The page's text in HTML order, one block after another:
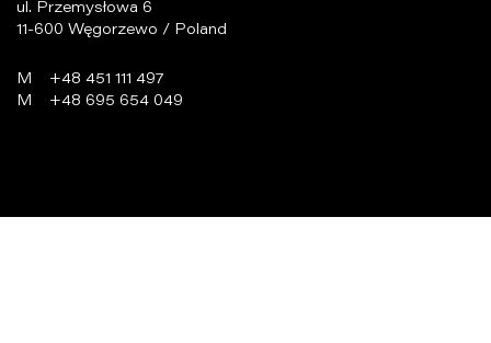
ul. Przemysłowa 6
11-600 Węgorzewo / Poland
M +48 451 111 497
M +48 695 654 049